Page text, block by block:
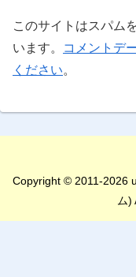
このサイトはスパム
います。
コメントデ
ください。
Copyright © 2011-2026
ム)